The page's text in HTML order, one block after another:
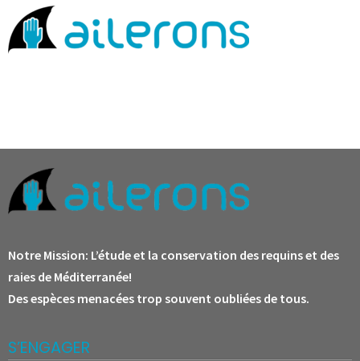
Notre Mission: L’étude et la conservation des requins et des
raies de Méditerranée!
Des espèces menacées trop souvent oubliées de tous.
S’ENGAGER